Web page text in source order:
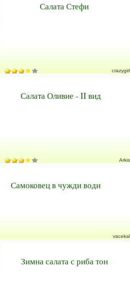
Салата Стефи
crazygirl
Салата Оливие - II вид
Arkis
Самоковец в чужди води
vacekal
Зимна салата с риба тон